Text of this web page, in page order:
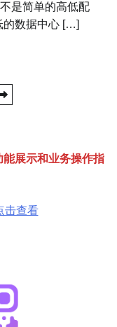
是简单的高低配
的数据中心 […]
能展示和业务操作指
击查看